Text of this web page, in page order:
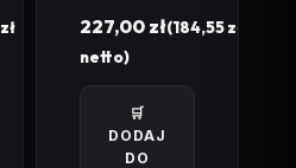
zł
227,00 zł(184,55zł
netto)
🛒
DODAJ
DO